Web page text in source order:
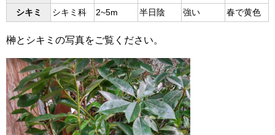
シキミ
シキミ科 2~5m 半日陰 強い 春で黄色
榊とシキミの写真をご覧ください。